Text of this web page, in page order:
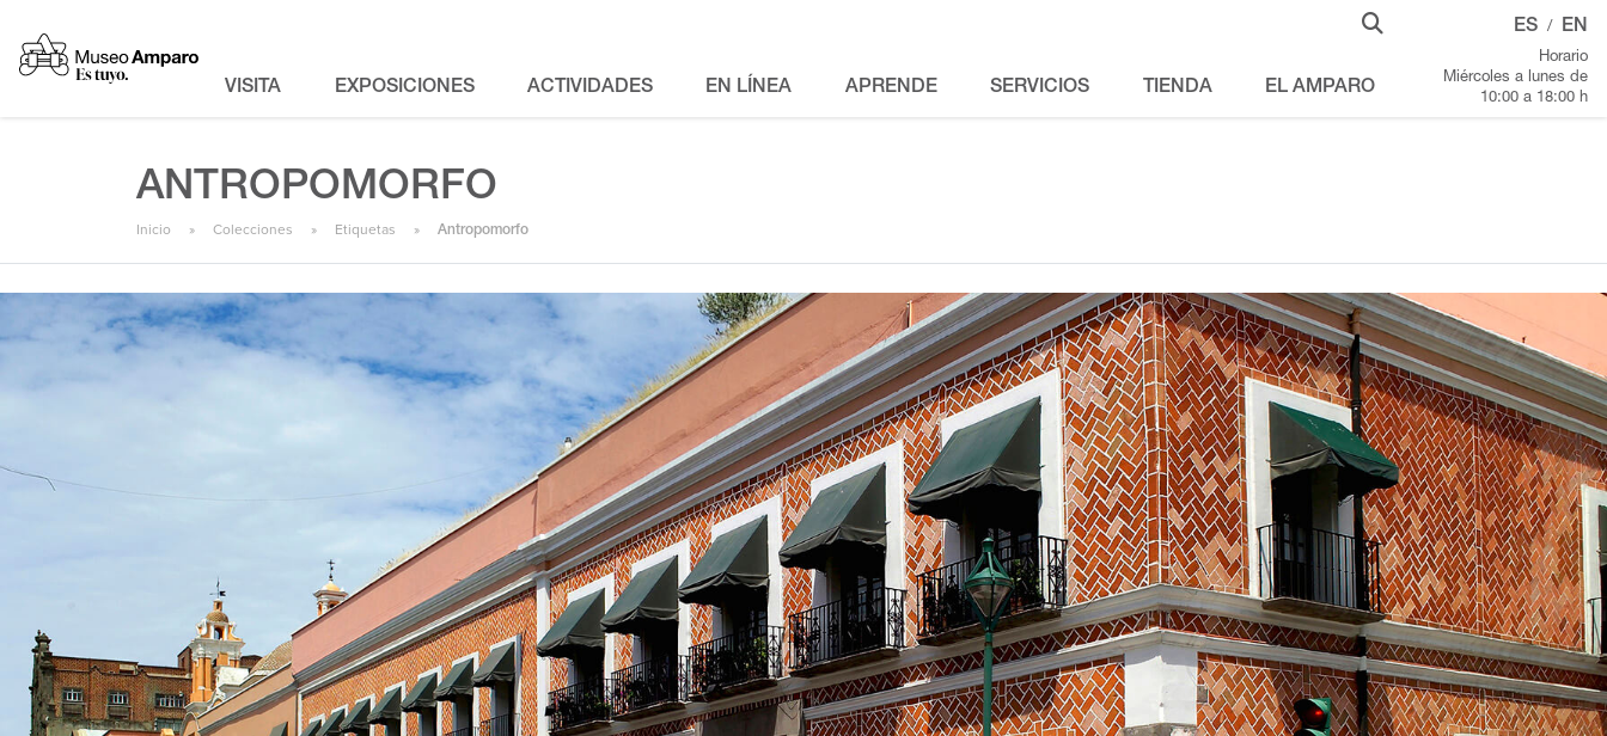
VISITA EXPOSICIONES ACTIVIDADES EN LÍNEA APRENDE SERVICIOS TIENDA EL AMPARO
ES / EN
Horario
Miércoles a lunes de
10:00 a 18:00 h
ANTROPOMORFO
Inicio Colecciones Etiquetas Antropomorfo